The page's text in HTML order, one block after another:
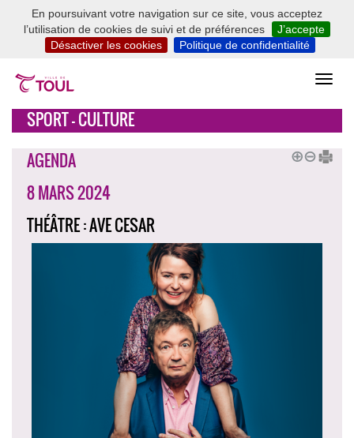
En poursuivant votre navigation sur ce site, vous acceptez
l’utilisation de cookies de suivi et de préférences
J’accepte
Désactiver les cookies
Politique de confidentialité
SPORT - CULTURE
AGENDA
8 MARS 2024
THÉÂTRE : AVE CESAR